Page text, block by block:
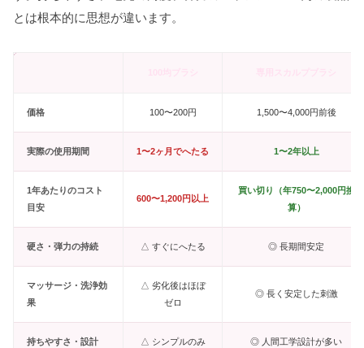
とは根本的に思想が違います。
価格 100〜200円 1,500〜4,000円前後
実際の使用期間 1〜2ヶ月でへたる 1〜2年以上
1年あたりのコスト
目安
600〜1,200円以上
買い切り（年750〜2,000円換
算）
硬さ・弾力の持続 △ すぐにへたる ◎ 長期間安定
マッサージ・洗浄効
果
△ 劣化後はほぼ
ゼロ
◎ 長く安定した刺激
持ちやすさ・設計 △ シンプルのみ ◎ 人間工学設計が多い